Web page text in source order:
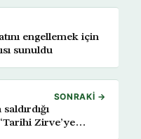
engellemek için
sunuldu
SONRAKI →
Zirve’ye